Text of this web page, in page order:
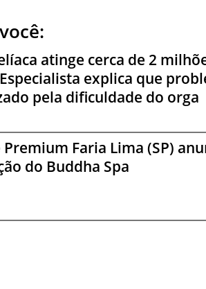
atinge cerca de 2
explica que
pela dificuldade do orga
Premium Faria Lima (SP)
do Buddha Spa